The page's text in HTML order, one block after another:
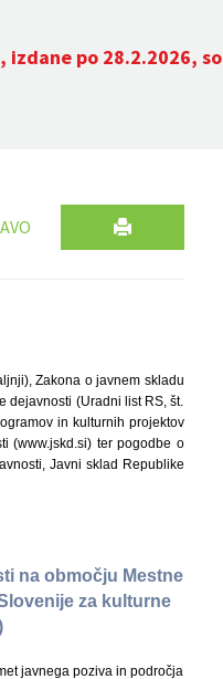
po 28.2.2026, so
Zakona o javnem skladu
dejavnosti (Uradni list RS, št.
in kulturnih projektov
(www.jskd.si) ter pogodbe o
Javni sklad Republike
na območju Mestne
za kulturne
javnega poziva in področja